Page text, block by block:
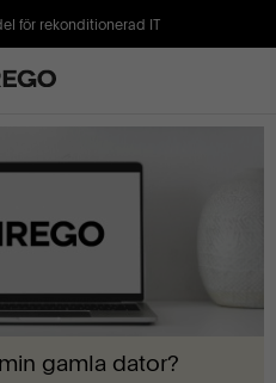
för rekonditionerad IT
gamla dator?